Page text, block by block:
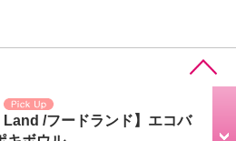
Land /フードランド】エコバ